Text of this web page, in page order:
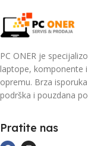
PC ONER je
laptope, komponente
opremu. Brza
podrška i pouzdana
Pratite nas